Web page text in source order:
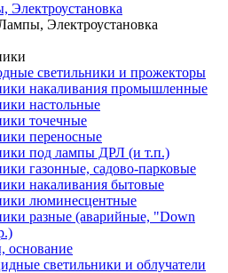
Электроустановка
светильники и прожекторы
накаливания промышленные
настольные
точечные
переносные
под лампы ДРЛ (и т.п.)
газонные, садово-парковые
накаливания бытовые
люминесцентные
разные (аварийные, "Down
основание
светильники и облучатели